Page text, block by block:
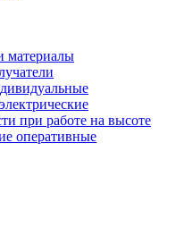
материалы
при работе на высоте
оперативные